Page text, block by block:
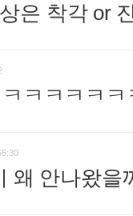
은 착각 or
ㅋㅋㅋㅋ
왜 안나왔을